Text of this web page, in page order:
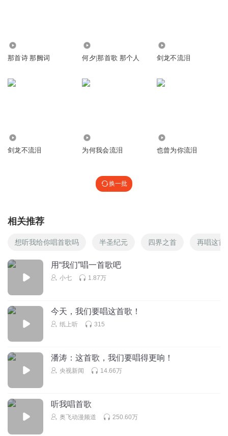
那首诗 那阙词 何夕|那首歌 那个人 剑龙不流泪
剑龙不流泪 为何我会流泪 也曾为你流泪
换一批
相关推荐
想听我给你唱首歌吗 半圣纪元 四界之首 再唱这首
用“我们”唱一首歌吧
小七 1.87万
今天，我们要唱这首歌！
纸上听 315
潘涛：这首歌，我们要唱得更响！
央视新闻 14.66万
听我唱首歌
奥飞动漫频道 250.60万